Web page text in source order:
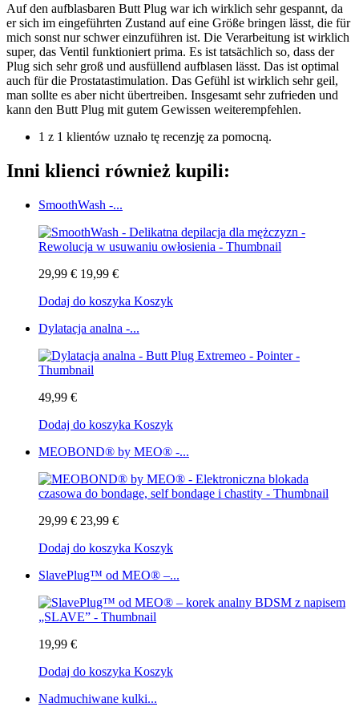
Auf den aufblasbaren Butt Plug war ich wirklich sehr gespannt, da
er sich im eingeführten Zustand auf eine Größe bringen lässt, die für
mich sonst nur schwer einzuführen ist. Die Verarbeitung ist wirklich
super, das Ventil funktioniert prima. Es ist tatsächlich so, dass der
Plug sich sehr groß und ausfüllend aufblasen lässt. Das ist optimal
auch für die Prostatastimulation. Das Gefühl ist wirklich sehr geil,
man sollte es aber nicht übertreiben. Insgesamt sehr zufrieden und
kann den Butt Plug mit gutem Gewissen weiterempfehlen.
1 z 1 klientów uznało tę recenzję za pomocną.
Inni klienci również kupili:
SmoothWash -...
29,99 € 19,99 €
Dodaj do koszyka Koszyk
Dylatacja analna -...
49,99 €
Dodaj do koszyka Koszyk
MEOBOND® by MEO® -...
29,99 € 23,99 €
Dodaj do koszyka Koszyk
SlavePlug™ od MEO® –...
19,99 €
Dodaj do koszyka Koszyk
Nadmuchiwane kulki...